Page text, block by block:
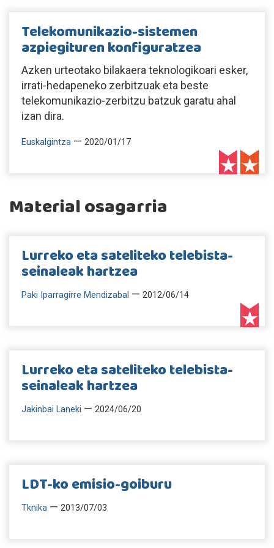
Telekomunikazio-sistemen
azpiegituren konfiguratzea
Azken urteotako bilakaera teknologikoari esker,
irrati-hedapeneko zerbitzuak eta beste
telekomunikazio-zerbitzu batzuk garatu ahal
izan dira.
Euskalgintza — 2020/01/17
Material osagarria
Lurreko eta sateliteko telebista-
seinaleak hartzea
Paki Iparragirre Mendizabal — 2012/06/14
Lurreko eta sateliteko telebista-
seinaleak hartzea
Jakinbai Laneki — 2024/06/20
LDT-ko emisio-goiburu
Tknika — 2013/07/03